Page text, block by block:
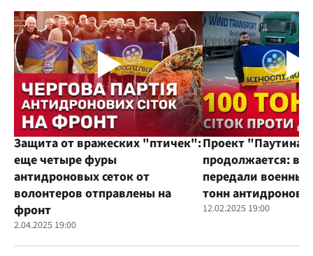
Защита от вражеских "птичек":
еще четыре фуры
антидроновых сеток от
волонтеров отправлены на
фронт
2.04.2025 19:00
Проект "Паутина"
продолжается:
передали
тонн
12.02.2025 19:00